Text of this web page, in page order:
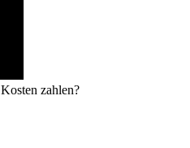
zahlen?